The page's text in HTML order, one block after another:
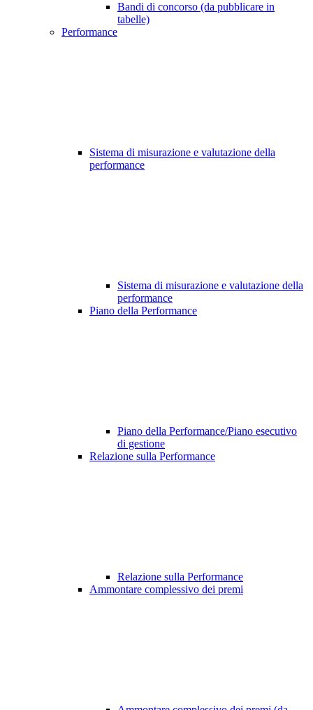
Bandi di concorso (da pubblicare in
tabelle)
Performance
Sistema di misurazione e valutazione della
performance
Sistema di misurazione e valutazione della
performance
Piano della Performance
Piano della Performance/Piano esecutivo
di gestione
Relazione sulla Performance
Relazione sulla Performance
Ammontare complessivo dei premi